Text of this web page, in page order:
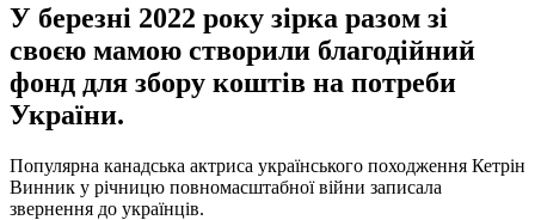
У березні 2022 року зірка разом зі
своєю мамою створили благодійний
фонд для збору коштів на потреби
України.
Популярна канадська актриса українського походження Кетрін
Винник у річницю повномасштабної війни записала
звернення до українців.